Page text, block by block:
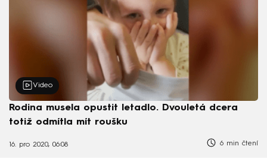
Video
Rodina musela opustit letadlo. Dvouletá dcera
totiž odmítla mít roušku
16. pro 2020, 06:08 6 min čtení